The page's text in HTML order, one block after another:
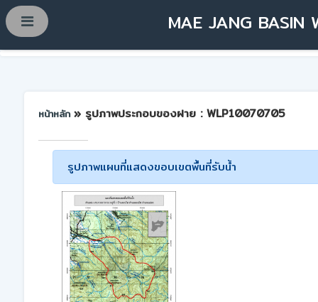
MAE JANG BASIN
หน้าหลัก » รูปภาพประกอบของฝาย : WLP10070705
รูปภาพแผนที่แสดงขอบเขตพื้นที่รับน้ำ